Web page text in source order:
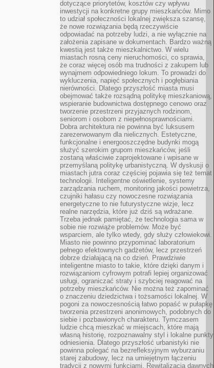
dotyczące priorytetów, kosztów czy wpływu
inwestycji na konkretne grupy mieszkańców. Mimo
to udział społeczności lokalnej zwiększa szansę,
że nowe rozwiązania będą rzeczywiście
odpowiadać na potrzeby ludzi, a nie wyłącznie na
założenia zapisane w dokumentach. Bardzo ważną
kwestią jest także mieszkalnictwo. W wielu
miastach rosną ceny nieruchomości, co sprawia,
że coraz więcej osób ma trudności z zakupem lub
wynajmem odpowiedniego lokum. To prowadzi do
wykluczenia, napięć społecznych i pogłębiania
nierówności. Dlatego przyszłość miasta musi
obejmować także rozsądną politykę mieszkaniową,
wspieranie budownictwa dostępnego cenowo oraz
tworzenie przestrzeni przyjaznych rodzinom,
seniorom i osobom z niepełnosprawnościami.
Dobra architektura nie powinna być luksusem
zarezerwowanym dla nielicznych. Estetyczne,
funkcjonalne i energooszczędne budynki mogą
służyć szerokim grupom mieszkańców, jeśli
zostaną właściwie zaprojektowane i wpisane w
przemyślaną politykę urbanistyczną. W dyskusji o
miastach jutra coraz częściej pojawia się też temat
technologii. Inteligentne oświetlenie, systemy
zarządzania ruchem, monitoring jakości powietrza,
czujniki hałasu czy nowoczesne rozwiązania
energetyczne to nie futurystyczne wizje, lecz
realne narzędzia, które już dziś są wdrażane.
Trzeba jednak pamiętać, że technologia sama w
sobie nie rozwiąże problemów. Może być
wsparciem, ale tylko wtedy, gdy służy człowiekowi.
Miasto nie powinno przypominać laboratorium
pełnego efektownych gadżetów, lecz przestrzeń
dobrze działającą na co dzień. Prawdziwie
inteligentne miasto to takie, które dzięki danym i
rozwiązaniom cyfrowym potrafi lepiej organizować
usługi, ograniczać straty i szybciej reagować na
potrzeby mieszkańców. Nie można też zapominać
o znaczeniu dziedzictwa i tożsamości lokalnej. W
pogoni za nowoczesnością łatwo popaść w pułapkę
tworzenia przestrzeni anonimowych, podobnych do
siebie i pozbawionych charakteru. Tymczasem
ludzie chcą mieszkać w miejscach, które mają
własną historię, rozpoznawalny styl i lokalne punkty
odniesienia. Dlatego przyszłość urbanistyki nie
powinna polegać na bezrefleksyjnym wyburzaniu
starej zabudowy, lecz na umiejętnym łączeniu
tradycji z nowymi funkcjami. Rewitalizacja dawnych